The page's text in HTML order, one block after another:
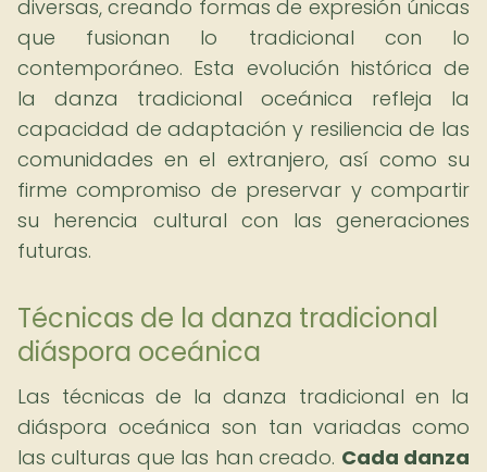
diversas, creando formas de expresión únicas
que fusionan lo tradicional con lo
contemporáneo. Esta evolución histórica de
la danza tradicional oceánica refleja la
capacidad de adaptación y resiliencia de las
comunidades en el extranjero, así como su
firme compromiso de preservar y compartir
su herencia cultural con las generaciones
futuras.
Técnicas de la danza tradicional
diáspora oceánica
Las técnicas de la danza tradicional en la
diáspora oceánica son tan variadas como
las culturas que las han creado. Cada danza